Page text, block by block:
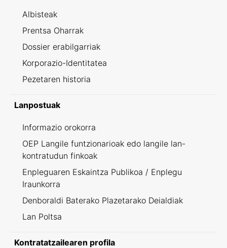
Albisteak
Prentsa Oharrak
Dossier erabilgarriak
Korporazio-Identitatea
Pezetaren historia
Lanpostuak
Informazio orokorra
OEP Langile funtzionarioak edo langile lan-
kontratudun finkoak
Enpleguaren Eskaintza Publikoa / Enplegu
Iraunkorra
Denboraldi Baterako Plazetarako Deialdiak
Lan Poltsa
Kontratatzailearen profila